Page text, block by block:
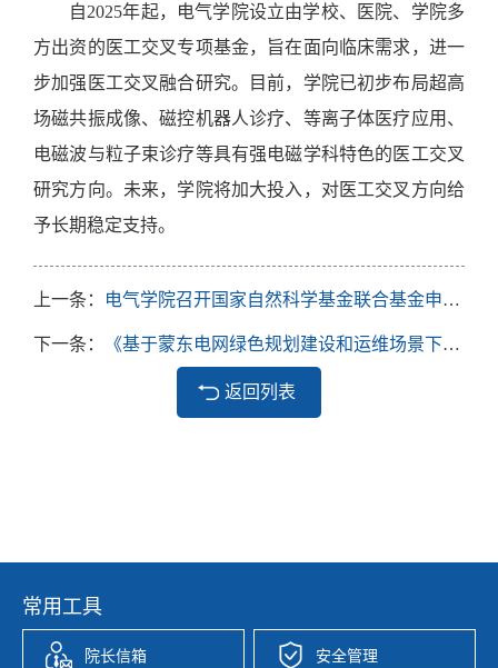
自2025年起，电气学院设立由学校、医院、学院多
方出资的医工交叉专项基金，旨在面向临床需求，进一
步加强医工交叉融合研究。目前，学院已初步布局超高
场磁共振成像、磁控机器人诊疗、等离子体医疗应用、
电磁波与粒子束诊疗等具有强电磁学科特色的医工交叉
研究方向。未来，学院将加大投入，对医工交叉方向给
予长期稳定支持。
上一条： 电气学院召开国家自然科学基金联合基金申报动员会
下一条： 《基于蒙东电网绿色规划建设和运维场景下电力碳足迹核算与应用研究》项目外委公示
返回列表
常用工具
院长信箱 安全管理